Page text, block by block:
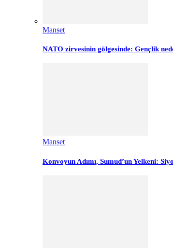
Manset
NATO zirvesinin gölgesinde: Gençlik
Manset
Konvoyun Adımı, Sumud’un Yelkeni: